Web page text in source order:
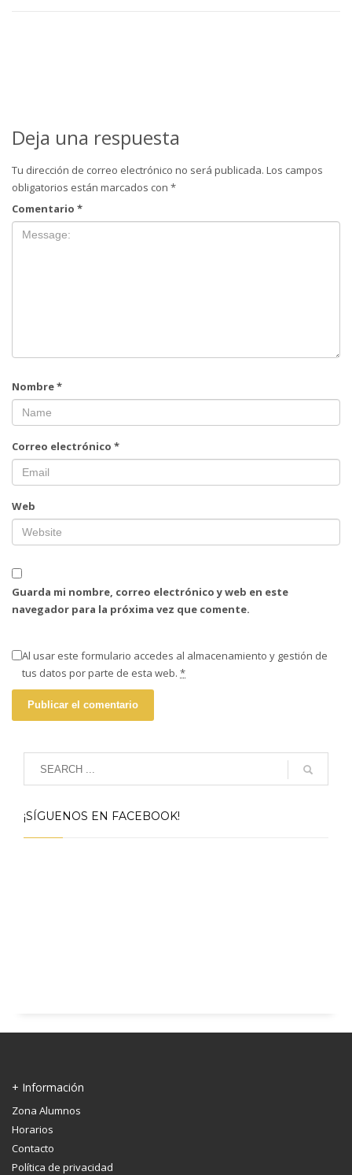
Deja una respuesta
Tu dirección de correo electrónico no será publicada. Los campos
obligatorios están marcados con *
Comentario *
Nombre*
Correo electrónico *
Web
Guarda mi nombre, correo electrónico y web en este
navegador para la próxima vez que comente.
Al usar este formulario accedes al almacenamiento y gestión de
tus datos por parte de esta web. *
¡SÍGUENOS EN FACEBOOK!
+ Información
Zona Alumnos
Horarios
Contacto
Política de privacidad